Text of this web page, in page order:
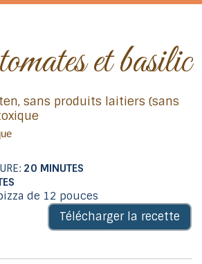
et basilic
20 MINUTES
de 12 pouces
Télécharger la recette